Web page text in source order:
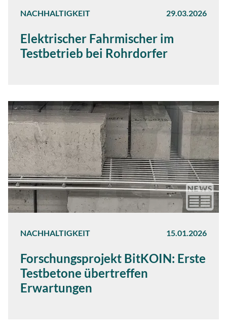
NACHHALTIGKEIT 29.03.2026
Elektrischer Fahrmischer im
Testbetrieb bei Rohrdorfer
NACHHALTIGKEIT 15.01.2026
Forschungsprojekt BitKOIN: Erste
Testbetone übertreffen
Erwartungen